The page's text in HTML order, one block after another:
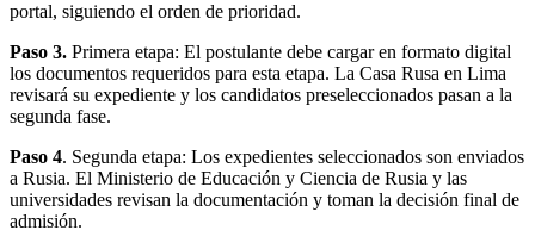
portal, siguiendo el orden de prioridad.
Paso 3. Primera etapa: El postulante debe cargar en formato digital
los documentos requeridos para esta etapa. La Casa Rusa en Lima
revisará su expediente y los candidatos preseleccionados pasan a la
segunda fase.
Paso 4. Segunda etapa: Los expedientes seleccionados son enviados
a Rusia. El Ministerio de Educación y Ciencia de Rusia y las
universidades revisan la documentación y toman la decisión final de
admisión.